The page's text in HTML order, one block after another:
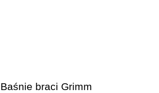
Baśnie braci Grimm